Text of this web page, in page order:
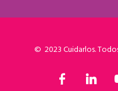
© 2023 Cuidarlos.